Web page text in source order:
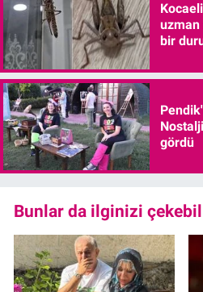
uzman
bir
gördü
Bunlar da ilginizi